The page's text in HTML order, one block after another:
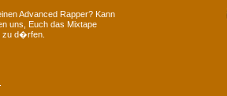
Advanced Rapper? Kann
uns, Euch das Mixtape
zu d�rfen.